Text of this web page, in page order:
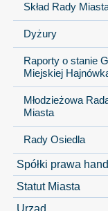
Skład Rady
Dyżury
Raporty o stanie
Miejskiej
Młodzieżowa
Miasta
Rady Osiedla
Spółki prawa
Statut Miasta
Urząd